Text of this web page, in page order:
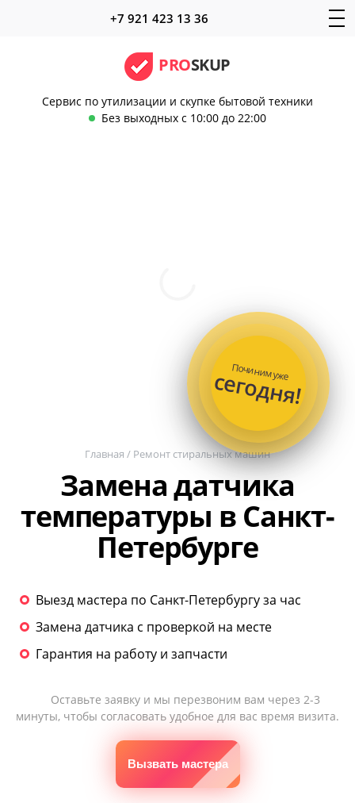
PROSKUP
Сервис по утилизации и скупке бытовой техники
Без выходных с 10:00 до 22:00
+7 921 423 13 36
Починим уже
сегодня!
Главная / Ремонт стиральных машин
Замена датчика
температуры в Санкт-
Петербурге
Выезд мастера по Санкт-Петербургу за час
Замена датчика с проверкой на месте
Гарантия на работу и запчасти
Оставьте заявку и мы перезвоним вам через 2-3
минуты, чтобы согласовать удобное для вас время визита.
Вызвать мастера